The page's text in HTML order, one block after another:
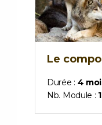
Le
Durée : 4
Nb. Module : 1